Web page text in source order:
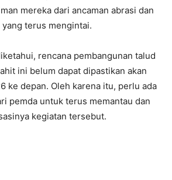
mereka dari ancaman abrasi dan
terus mengintai.
rencana pembangunan talud
ini belum dapat dipastikan akan
ke depan. Oleh karena itu, perlu ada
pemda untuk terus memantau dan
kegiatan tersebut.